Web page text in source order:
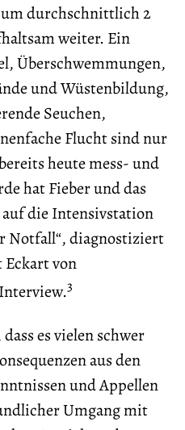
durchschnittlich 2
weiter. Ein
Überschwemmungen,
und Wüstenbildung,
Seuchen,
Flucht sind nur
heute mess- und
hat Fieber und das
die Intensivstation
Notfall“, diagnostiziert
von
3
es vielen schwer
aus den
und Appellen
Umgang mit